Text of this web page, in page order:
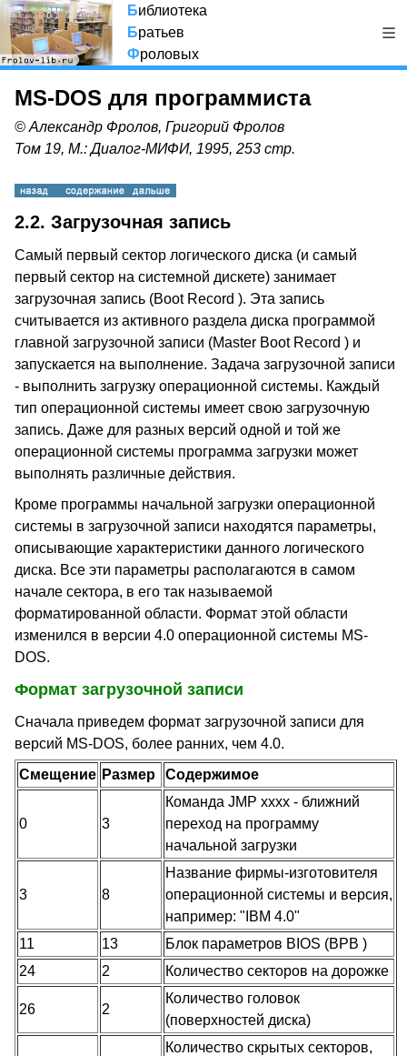
Библиотека
Братьев
Фроловых
MS-DOS для программиста
© Александр Фролов, Григорий Фролов
Том 19, М.: Диалог-МИФИ, 1995, 253 стр.
2.2. Загрузочная запись
Самый первый сектор логического диска (и самый
первый сектор на системной дискете) занимает
загрузочная запись (Boot Record ). Эта запись
считывается из активного раздела диска программой
главной загрузочной записи (Master Boot Record ) и
запускается на выполнение. Задача загрузочной записи
- выполнить загрузку операционной системы. Каждый
тип операционной системы имеет свою загрузочную
запись. Даже для разных версий одной и той же
операционной системы программа загрузки может
выполнять различные действия.
Кроме программы начальной загрузки операционной
системы в загрузочной записи находятся параметры,
описывающие характеристики данного логического
диска. Все эти параметры располагаются в самом
начале сектора, в его так называемой
форматированной области. Формат этой области
изменился в версии 4.0 операционной системы MS-
DOS.
Формат загрузочной записи
Сначала приведем формат загрузочной записи для
версий MS-DOS, более ранних, чем 4.0.
Смещение Размер Содержимое
0 3
Команда JMP xxxx - ближний
переход на программу
начальной загрузки
3 8
Название фирмы-изготовителя
операционной системы и версия,
например: "IBM 4.0"
11
13
Блок параметров BIOS (BPB )
24
2 Количество секторов на дорожке
26 2
Количество головок
(поверхностей диска)
Количество скрытых секторов,